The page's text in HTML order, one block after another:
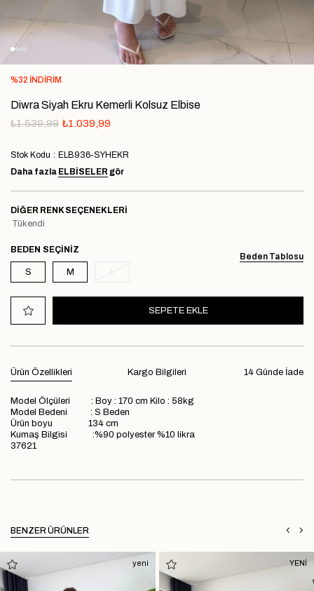
%32 İNDIRIM
Diwra Siyah Ekru Kemerli Kolsuz Elbise
₺1.539,99 ₺1.039,99
Stok Kodu
ELB936-SYHEKR
Daha fazla ELBİSELER gör
DIĞER RENK SEÇENEKLERI
Tükendi
Beden Tablosu
BEDEN
S M
Ürün Özellikleri 14 Günde İade
Kargo Bilgileri
Model Ölçüleri : Boy : 170 cm Kilo : 58kg
Model Bedeni : S Beden
Ürün boyu 134 cm
Kumaş Bilgisi :%90 polyester %10 likra
37621
BENZER ÜRÜNLER
yeni YENİ